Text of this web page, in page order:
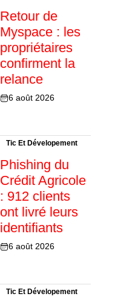
Retour de
Myspace : les
propriétaires
confirment la
relance
6 août 2026
Tic Et Dévelopement
Phishing du
Crédit Agricole
: 912 clients
ont livré leurs
identifiants
6 août 2026
Tic Et Dévelopement